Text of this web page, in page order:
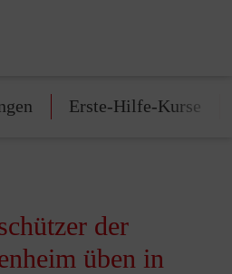
Erste-Hilfe-Kurse
der
üben in